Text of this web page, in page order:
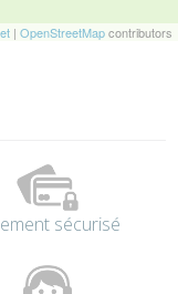
| OpenStreetMapcontributors
sécurisé